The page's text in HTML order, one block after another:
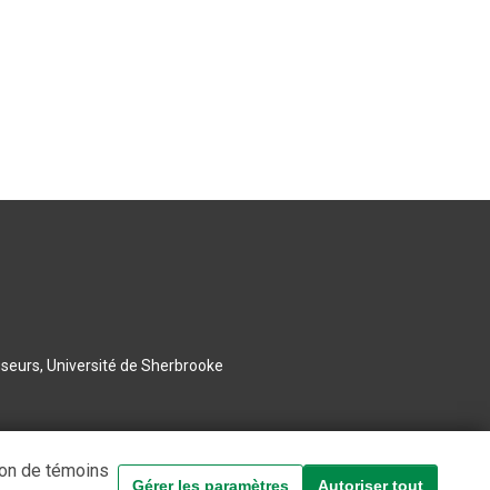
Université de Sherbrooke
de témoins
Gérer les paramètres Autoriser tout